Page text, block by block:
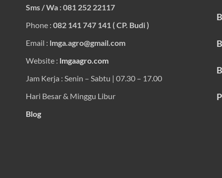
Sms / Wa : 081 252 22117
Phone : 082 141 747 141 ( CP. Budi )
Email : lmga.agro@gmail.com
Website : lmgaagro.com
Jam Kerja : Senin – Sabtu | 07.30 – 17.00
Hari Besar & Minggu Libur
Blog